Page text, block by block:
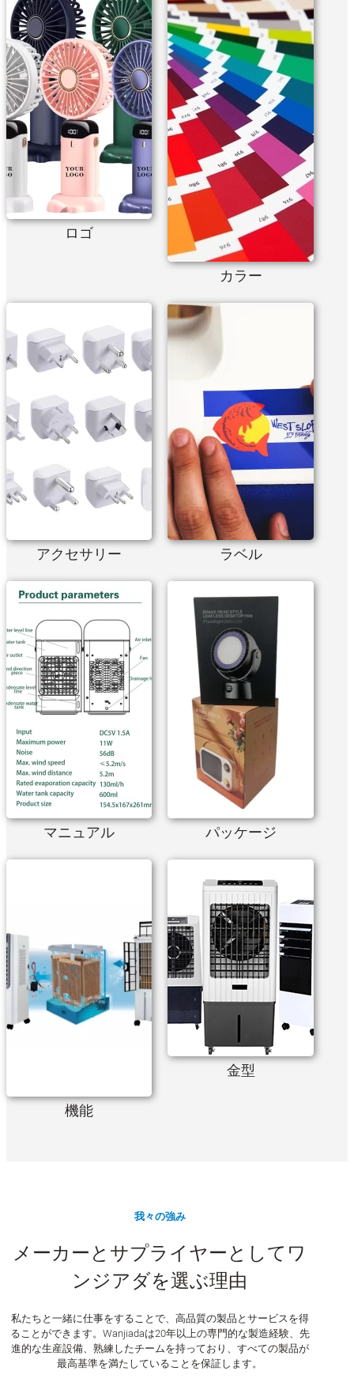
ロゴ
カラー
アクセサリー ラベル
マニュアル パッケージ
機能
金型
我々の強み
メーカーとサプライヤーとしてワ
ンジアダを選ぶ理由
私たちと一緒に仕事をすることで、高品質の製品とサービスを得
ることができます。Wanjiadaは20年以上の専門的な製造経験、先
進的な生産設備、熟練したチームを持っており、すべての製品が
最高基準を満たしていることを保証します。